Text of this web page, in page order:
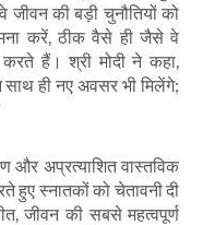
जीवन की बड़ी चुनौतियों को
करें, ठीक वैसे ही जैसे वे
हैं। श्री मोदी ने कहा
ही नए अवसर भी मिलेंगे;
और अप्रत्याशित वास्तविक
हुए स्नातकों को चेतावनी दी
,जीवन की सबसे महत्वपूर्ण